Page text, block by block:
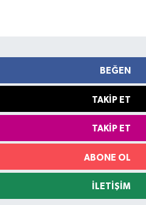
BEĞEN
TAKIP ET
TAKIP ET
ABONE OL
İLETIŞIM